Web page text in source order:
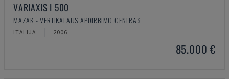
VARIAXIS I 500
MAZAK - VERTIKALAUS APDIRBIMO CENTRAS
ITALIJA 2006
85.000 €